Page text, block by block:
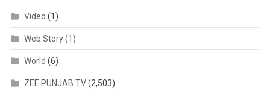
Video (1)
Web Story(1)
World (6)
ZEE PUNJAB TV(2,503)